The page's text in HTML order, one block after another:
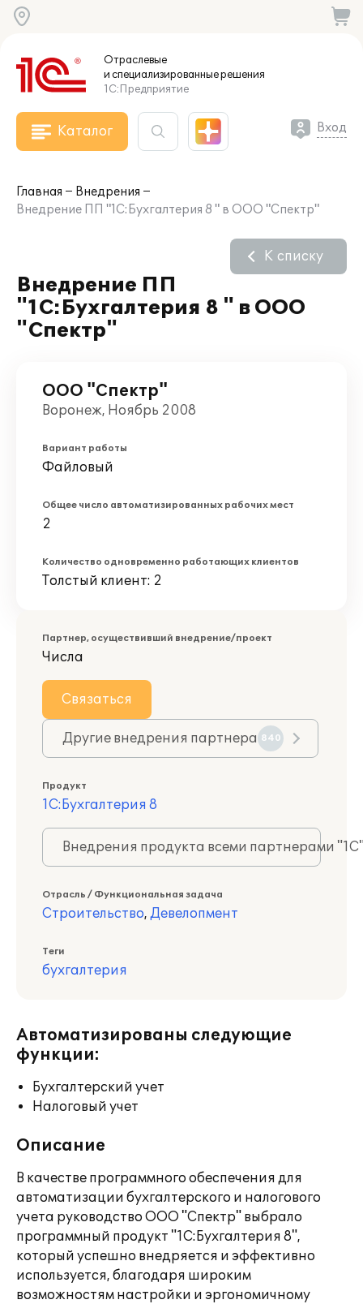
Отраслевые
и специализированныерешения
1С:Предприятие
Каталог Вход
Главная
Внедрения
Внедрение ПП "1С:Бухгалтерия 8 " в ООО "Спектр"
Внедрение ПП
"1С:Бухгалтерия 8 " в ООО
"Спектр"
К списку
ООО "Спектр"
Воронеж, Ноябрь 2008
Вариант работы
Файловый
Общее число автоматизированных рабочих мест
2
Количество одновременно работающих клиентов
Толстый клиент: 2
Партнер, осуществивший внедрение/проект
Числа
Связаться
Другие внедрения партнера 840
Продукт
1С:Бухгалтерия 8
Внедрения продукта всеми партнерами
Отрасль / Функциональная задача
Строительство, Девелопмент
Теги
бухгалтерия
Автоматизированы следующие
функции:
Бухгалтерский учет
Налоговый учет
Описание
В качестве программного обеспечения для
автоматизации бухгалтерского и налогового
учета руководство ООО "Спектр" выбрало
программный продукт "1С:Бухгалтерия 8",
который успешно внедряется и эффективно
используется, благодаря широким
возможностям настройки и эргономичному